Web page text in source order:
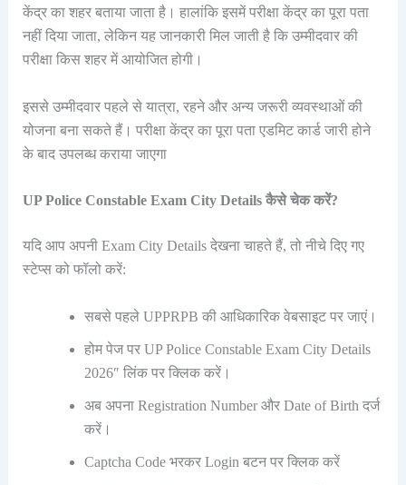
केंद्र का शहर बताया जाता है। हालांकि इसमें परीक्षा केंद्र का पूरा पता
नहीं दिया जाता, लेकिन यह जानकारी मिल जाती है कि उम्मीदवार की
परीक्षा किस शहर में आयोजित होगी।
इससे उम्मीदवार पहले से यात्रा, रहने और अन्य जरूरी व्यवस्थाओं की
योजना बना सकते हैं। परीक्षा केंद्र का पूरा पता एडमिट कार्ड जारी होने
के बाद उपलब्ध कराया जाएगा
UP Police Constable Exam City Details कैसे चेक करें?
यदि आप अपनी Exam City Details देखना चाहते हैं, तो नीचे दिए गए
स्टेप्स को फॉलो करें:
सबसे पहले UPPRPB की आधिकारिक वेबसाइट पर जाएं।
होम पेज पर UP Police Constable Exam City Details
2026″ लिंक पर क्लिक करें।
अब अपना Registration Number और Date of Birth दर्ज
करें।
Captcha Code भरकर Login बटन पर क्लिक करें